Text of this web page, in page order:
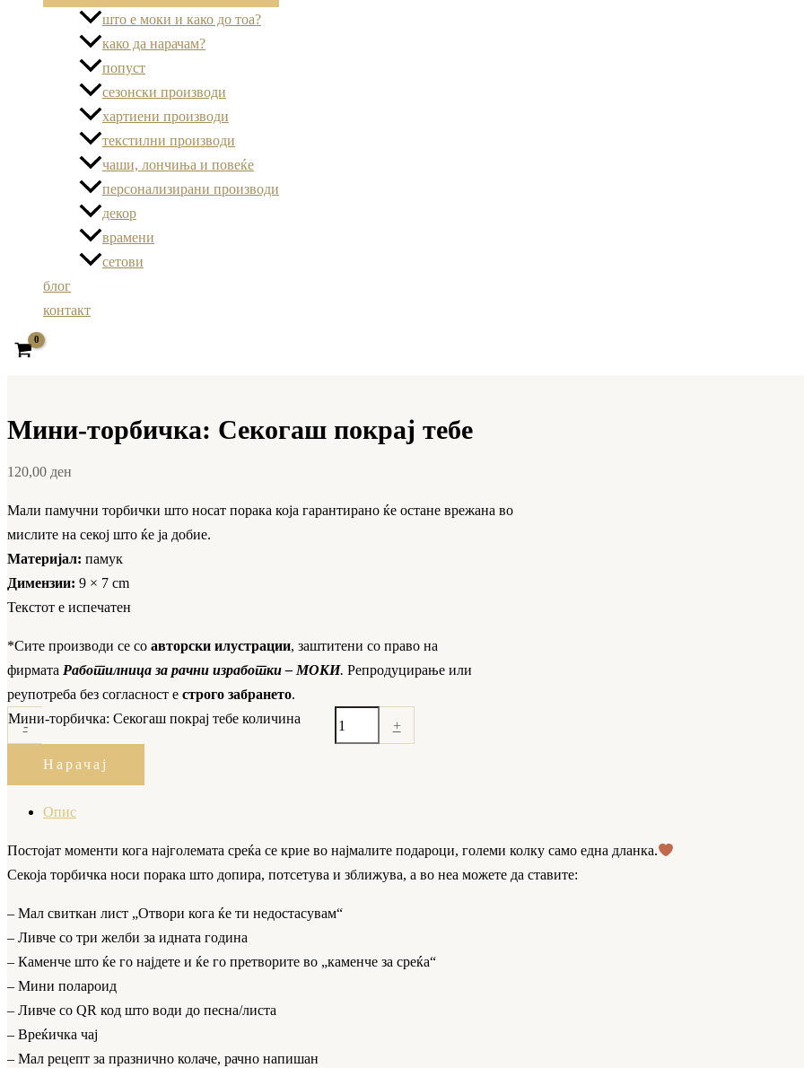
што е моки и како до тоа?
како да нарачам?
попуст
сезонски производи
хартиени производи
текстилни производи
чаши, лончиња и повеќе
персонализирани производи
декор
врамени
сетови
блог
контакт
Мини-торбичка: Секогаш покрај тебе
120,00 ден
Мали памучни торбички што носат порака која гарантирано ќе остане врежана во
мислите на секој што ќе ја добие.
Материјал: памук
Димензии: 9 × 7 cm
Текстот е испечатен
*Сите производи се со авторски илустрации, заштитени со право на
фирмата Работилница за рачни изработки – МОКИ. Репродуцирање или
реупотреба без согласност е строго забрането.
-
Мини-торбичка: Секогаш покрај тебе количина +
Нарачај
Опис
Постојат моменти кога најголемата среќа се крие во најмалите подароци, големи колку само една дланка.
Секоја торбичка носи порака што допира, потсетува и зближува, а во неа можете да ставите:
– Мал свиткан лист „Отвори кога ќе ти недостасувам“
– Ливче со три желби за идната година
– Каменче што ќе го најдете и ќе го претворите во „каменче за среќа“
– Мини полароид
– Ливче со QR код што води до песна/листа
– Вреќичка чај
– Мал рецепт за празнично колаче, рачно напишан